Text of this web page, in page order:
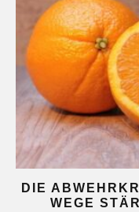
DIE
WEGE